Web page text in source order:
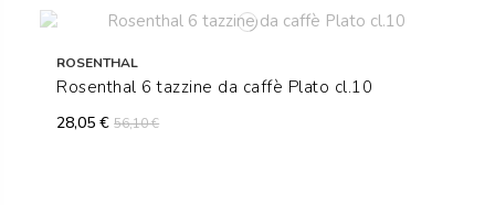
ROSENTHAL
Rosenthal 6 tazzine da caffè Plato cl.10
28,05 €56,10 €